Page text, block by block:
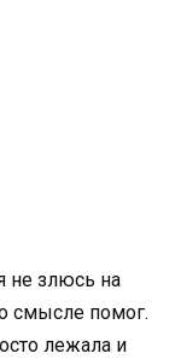
не злюсь на
смысле помог.
лежала и